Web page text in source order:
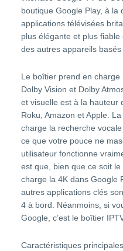
boutique Google Play, à la
applications télévisées
plus élégante et plus
des autres appareils basés
Le boîtier prend en charge
Dolby Vision et Dolby
et visuelle est à la hauteur
Roku, Amazon et Apple.
charge la recherche
ce que votre pouce ne
utilisateur fonctionne
est que, bien que ce soit
charge la 4K dans Google
autres applications clés
4 à bord. Néanmoins, si
Google, c’est le boîtier
Caractéristiques